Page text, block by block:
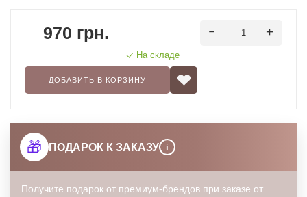
970 грн.
На складе
ДОБАВИТЬ В КОРЗИНУ
🎁 ПОДАРОК К ЗАКАЗУ i
Получите подарок от премиум-брендов при заказе от